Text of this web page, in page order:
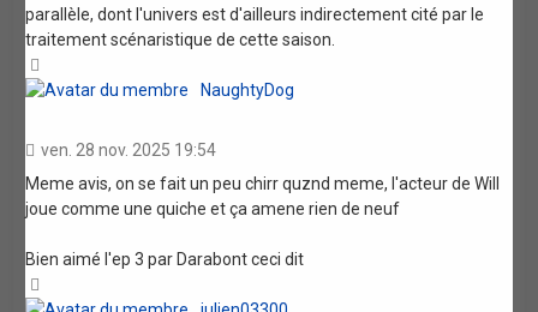
parallèle, dont l'univers est d'ailleurs indirectement cité par le
traitement scénaristique de cette saison.
NaughtyDog
ven. 28 nov. 2025 19:54
Meme avis, on se fait un peu chirr quznd meme, l'acteur de Will
joue comme une quiche et ça amene rien de neuf
Bien aimé l'ep 3 par Darabont ceci dit